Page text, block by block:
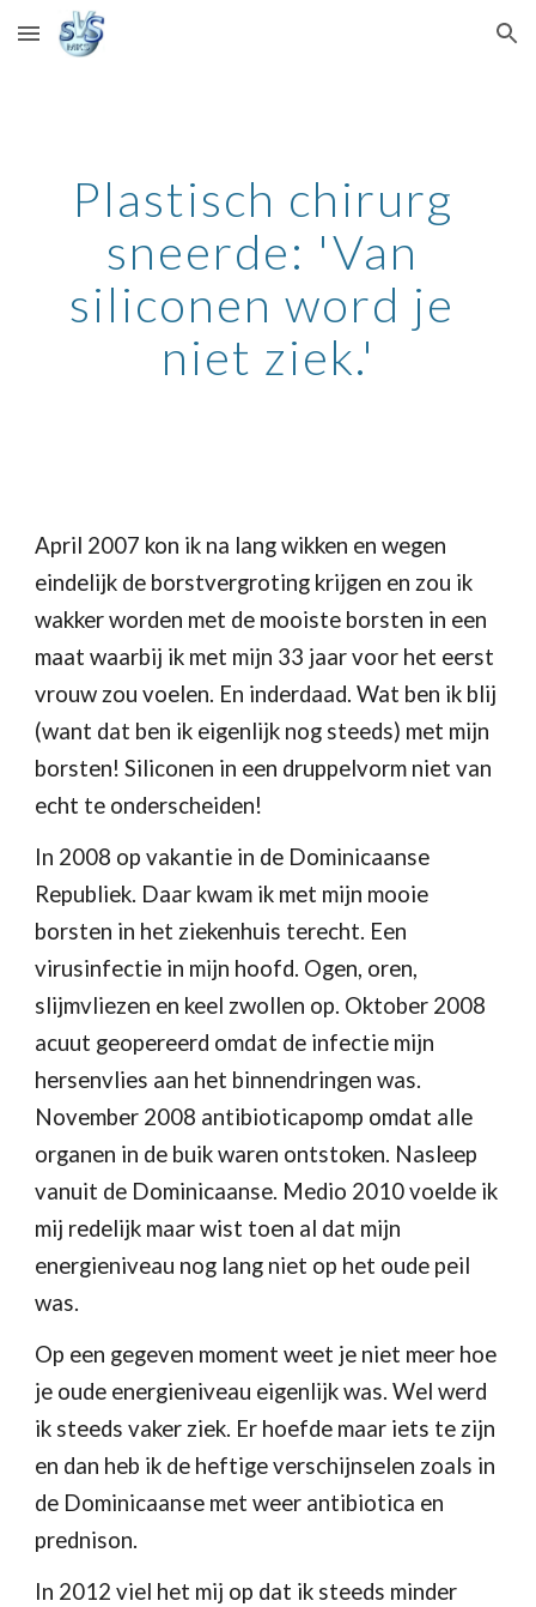
Skip to main content Skip to navigation
Plastisch chirurg
sneerde: 'Van
siliconen word je
niet ziek.'
April 2007 kon ik na lang wikken en wegen
eindelijk de borstvergroting krijgen en zou ik
wakker worden met de mooiste borsten in een
maat waarbij ik met mijn 33 jaar voor het eerst
vrouw zou voelen. En inderdaad. Wat ben ik blij
(want dat ben ik eigenlijk nog steeds) met mijn
borsten! Siliconen in een druppelvorm niet van
echt te onderscheiden!
In 2008 op vakantie in de Dominicaanse
Republiek. Daar kwam ik met mijn mooie
borsten in het ziekenhuis terecht. Een
virusinfectie in mijn hoofd. Ogen, oren,
slijmvliezen en keel zwollen op. Oktober 2008
acuut geopereerd omdat de infectie mijn
hersenvlies aan het binnendringen was.
November 2008 antibioticapomp omdat alle
organen in de buik waren ontstoken. Nasleep
vanuit de Dominicaanse. Medio 2010 voelde ik
mij redelijk maar wist toen al dat mijn
energieniveau nog lang niet op het oude peil
was.
Op een gegeven moment weet je niet meer hoe
je oude energieniveau eigenlijk was. Wel werd
ik steeds vaker ziek. Er hoefde maar iets te zijn
en dan heb ik de heftige verschijnselen zoals in
de Dominicaanse met weer antibiotica en
prednison.
In 2012 viel het mij op dat ik steeds minder